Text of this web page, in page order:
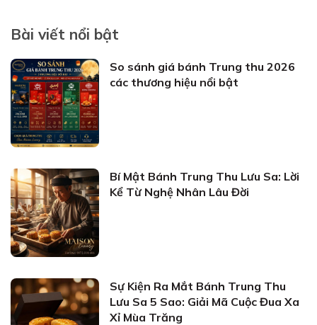
Bài viết nổi bật
So sánh giá bánh Trung thu 2026
các thương hiệu nổi bật
Bí Mật Bánh Trung Thu Lưu Sa: Lời
Kể Từ Nghệ Nhân Lâu Đời
Sự Kiện Ra Mắt Bánh Trung Thu
Lưu Sa 5 Sao: Giải Mã Cuộc Đua Xa
Xỉ Mùa Trăng